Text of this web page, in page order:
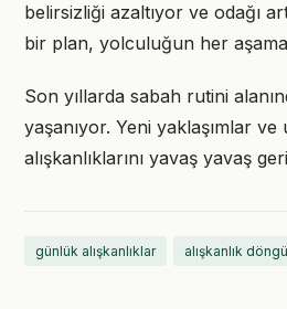
belirsizliği azaltıyor ve odağı
bir plan, yolculuğun her
Son yıllarda sabah rutini
yaşanıyor. Yeni yaklaşımlar
alışkanlıklarını yavaş yavaş
günlük alışkanlıklar alışkanlık